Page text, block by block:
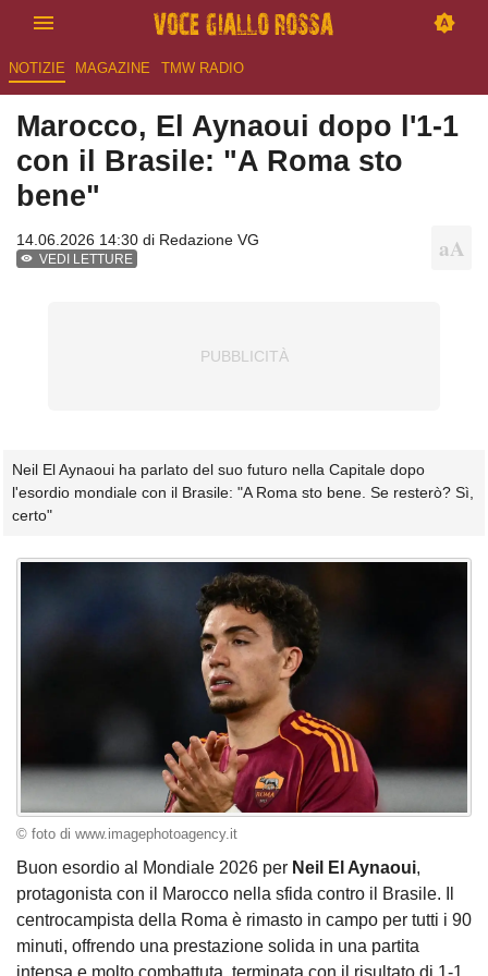
NOTIZIE MAGAZINE TMW RADIO
Marocco, El Aynaoui dopo l'1-1
con il Brasile: "A Roma sto
bene"
14.06.2026 14:30 di Redazione VG
VEDI LETTURE
Neil El Aynaoui ha parlato del suo futuro nella Capitale dopo
l'esordio mondiale con il Brasile: "A Roma sto bene. Se resterò? Sì,
certo"
© foto di www.imagephotoagency.it
Buon esordio al Mondiale 2026 per Neil El Aynaoui,
protagonista con il Marocco nella sfida contro il Brasile. Il
centrocampista della Roma è rimasto in campo per tutti i 90
minuti, offrendo una prestazione solida in una partita